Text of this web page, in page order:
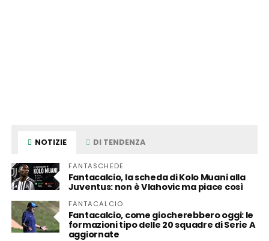
NOTIZIE DI TENDENZA
FANTASCHEDE
Fantacalcio, la scheda di Kolo Muani alla
Juventus: non è Vlahovic ma piace così
FANTACALCIO
Fantacalcio, come giocherebbero oggi: le
formazioni tipo delle 20 squadre di Serie A
aggiornate